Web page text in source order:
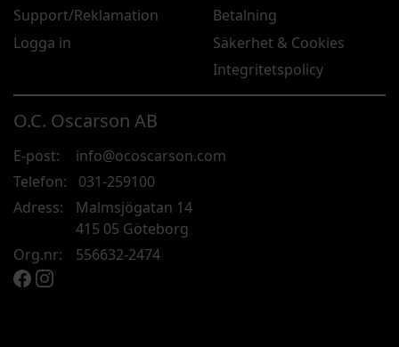
O.C. Oscarson AB
E-post:
info@ocoscarson.com
Telefon:
031-259100
Adress:
Malmsjögatan 14
415 05 Göteborg
Org.nr:
556632-2474
Support/Reklamation
Logga in
Betalning
Säkerhet & Cookies
Integritetspolicy